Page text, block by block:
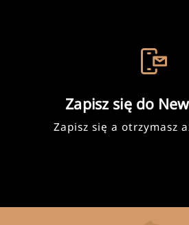
Zapisz się do
Zapisz się a otrzymasz